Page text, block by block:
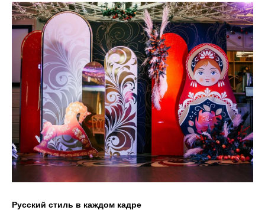
Русский стиль в каждом кадре